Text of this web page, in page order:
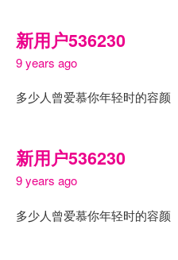
新用户536230
9 years ago
多少人曾爱慕你年轻时的容颜
新用户536230
9 years ago
多少人曾爱慕你年轻时的容颜